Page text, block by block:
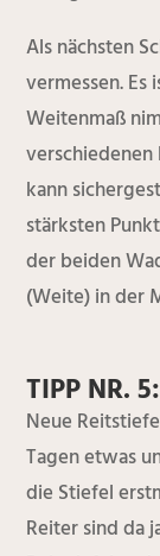
Als nächsten
vermessen.
Weitenmaß
verschiedenen
kann
stärksten
der beiden
(Weite) in der
TIPP NR.
Neue
Tagen etwas
die Stiefel
Reiter sind da